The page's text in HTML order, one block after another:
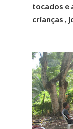
tocados e
crianças ,